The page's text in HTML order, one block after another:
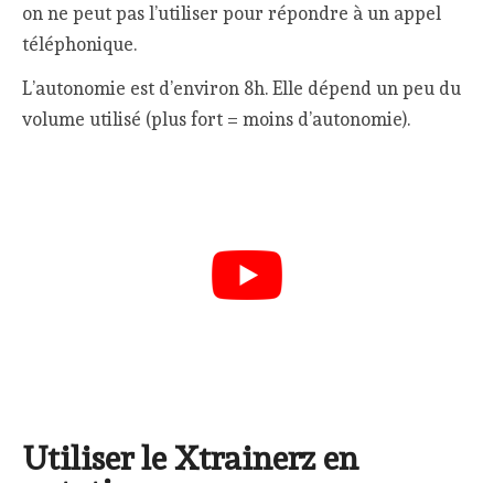
on ne peut pas l’utiliser pour répondre à un appel
téléphonique.
L’autonomie est d’environ 8h. Elle dépend un peu du
volume utilisé (plus fort = moins d’autonomie).
Utiliser le Xtrainerz en